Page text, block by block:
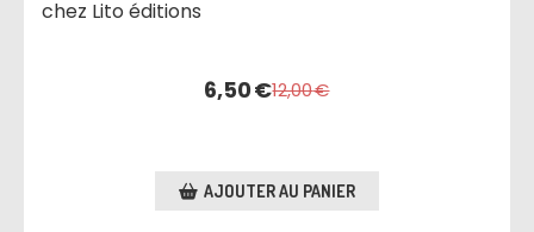
chez Lito éditions
6,50€12,00€
AJOUTER AU PANIER